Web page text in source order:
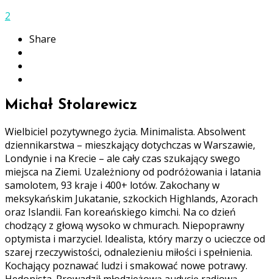
2
Share
Michał Stolarewicz
Wielbiciel pozytywnego życia. Minimalista. Absolwent
dziennikarstwa – mieszkający dotychczas w Warszawie,
Londynie i na Krecie – ale cały czas szukający swego
miejsca na Ziemi. Uzależniony od podróżowania i latania
samolotem, 93 kraje i 400+ lotów. Zakochany w
meksykańskim Jukatanie, szkockich Highlands, Azorach
oraz Islandii. Fan koreańskiego kimchi. Na co dzień
chodzący z głową wysoko w chmurach. Niepoprawny
optymista i marzyciel. Idealista, który marzy o ucieczce od
szarej rzeczywistości, odnalezieniu miłości i spełnienia.
Kochający poznawać ludzi i smakować nowe potrawy.